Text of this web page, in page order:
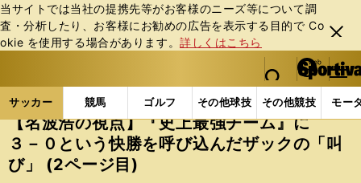
当サイトでは当社の提携先等がお客様のニーズ等について調
査・分析したり、お客様にお勧めの広告を表⽰する⽬的で Co
okie を使⽤する場合があります。詳しくはこちら
閉じ
る
web Sportiva (webスポルティーバ)
検索
マイペ
ー
ジ
メニュ
サッカー 競馬 ゴルフ その他球技 その他競技 モー
ス
ポ
ル
テ
サッカーの記事一覧 サッカー代表 日本代表 【
【名波浩の視点】『史上最強チーム』に
３－０という快勝を呼び込んだザックの「叫
び」 (2ページ目)